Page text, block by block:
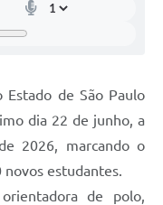
de São Paulo
dia 22 de junho, a
2026, marcando o
estudantes.
de polo,